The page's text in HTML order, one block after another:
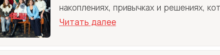
накоплениях, привычках и решениях,
Читать далее